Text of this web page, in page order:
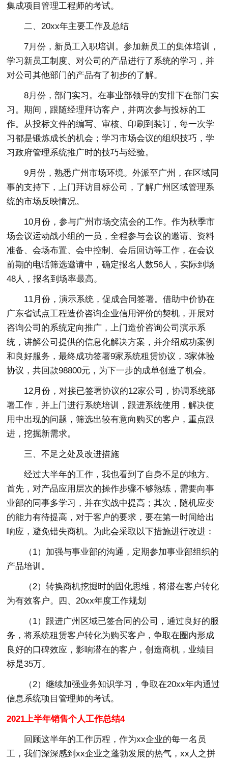
集成项目管理工程师的考试。
二、20xx年主要工作及总结
7月份，新员工入职培训。参加新员工的集体培训，
学习新员工制度、对公司的产品进行了系统的学习，并
对公司其他部门的产品有了初步的了解。
8月份，部门实习。在事业部领导的安排下在部门实
习。期间，跟随经理拜访客户，并两次参与投标的工
作。从投标文件的编写、审核、印刷到装订，每一次学
习都是锻炼成长的机会；学习市场会议的组织技巧，学
习政府管理系统推广时的技巧与经验。
9月份，熟悉广州市场环境。外派至广州，在区域同
事的支持下，上门拜访目标公司，了解广州区域管理系
统的市场反映情况。
10月份，参与广州市场交流会的工作。作为秋季市
场会议运动战小组的一员，全程参与会议的邀请、资料
准备、会场布置、会中控制、会后回访等工作，在会议
前期的电话筛选邀请中，确定报名人数56人，实际到场
48人，报名到场率最高。
11月份，演示系统，促成合同签署。借助中价协在
广东省试点工程造价咨询企业信用评价的契机，开展对
咨询公司的系统定向推广，上门造价咨询公司演示系
统，讲解公司提供的信息化解决方案，并介绍成功案例
和良好服务，最终成功签署9家系统租赁协议，3家体验
协议，共回款98800元，为下一步的成单创造了机会。
12月份，对接已签署协议的12家公司，协调系统部
署工作，并上门进行系统培训，跟进系统使用，解决使
用中出现的问题，筛选出较有意向购买的客户，重点跟
进，挖掘新需求。
三、不足之处及改进措施
经过大半年的工作，我也看到了自身不足的地方。
首先，对产品应用层次的操作步骤不够熟练，需要向事
业部的同事多学习，并在实战中提高；其次，随机应变
的能力有待提高，对于客户的要求，要在第一时间给出
响应，避免错失商机。为此会采取以下措施进行改进：
（1）加强与事业部的沟通，定期参加事业部组织的
产品培训。
（2）转换商机挖掘时的固化思维，将潜在客户转化
为有效客户。四、20xx年度工作规划
（1）跟进广州区域已签合同的公司，通过良好的服
务，将系统租赁客户转化为购买客户，争取在圈内形成
良好的口碑效应，影响潜在的客户，创造商机，业绩目
标是35万。
（2）继续加强业务知识学习，争取在20xx年内通过
信息系统项目管理师的考试。
2021上半年销售个人工作总结4
回顾这半年的工作历程，作为xx企业的每一名员
工，我们深深感到xx企业之蓬勃发展的热气，xx人之拼